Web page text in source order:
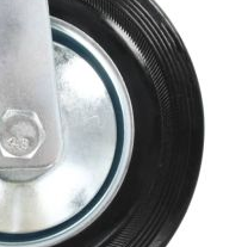
institutions
цел.
си с бутона "Добави в
да изберете броя
Adăugați produsul în
selecta detaliile